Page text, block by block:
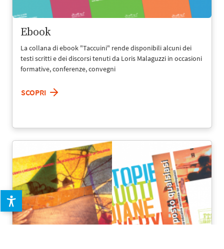
Ebook
La collana di ebook "Taccuini" rende disponibili alcuni dei
testi scritti e dei discorsi tenuti da Loris Malaguzzi in occasioni
formative, conferenze, convegni
SCOPRI